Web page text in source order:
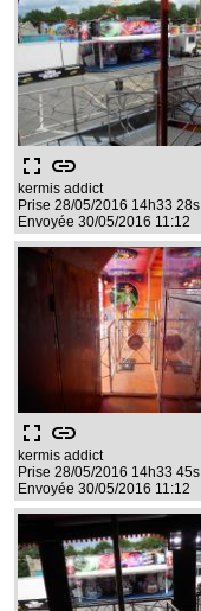
fullscreen link
kermis addict
Prise 28/05/2016 14h33 28s
Envoyée 30/05/2016 11:12
fullscreen link
kermis addict
Prise 28/05/2016 14h33 45s
Envoyée 30/05/2016 11:12